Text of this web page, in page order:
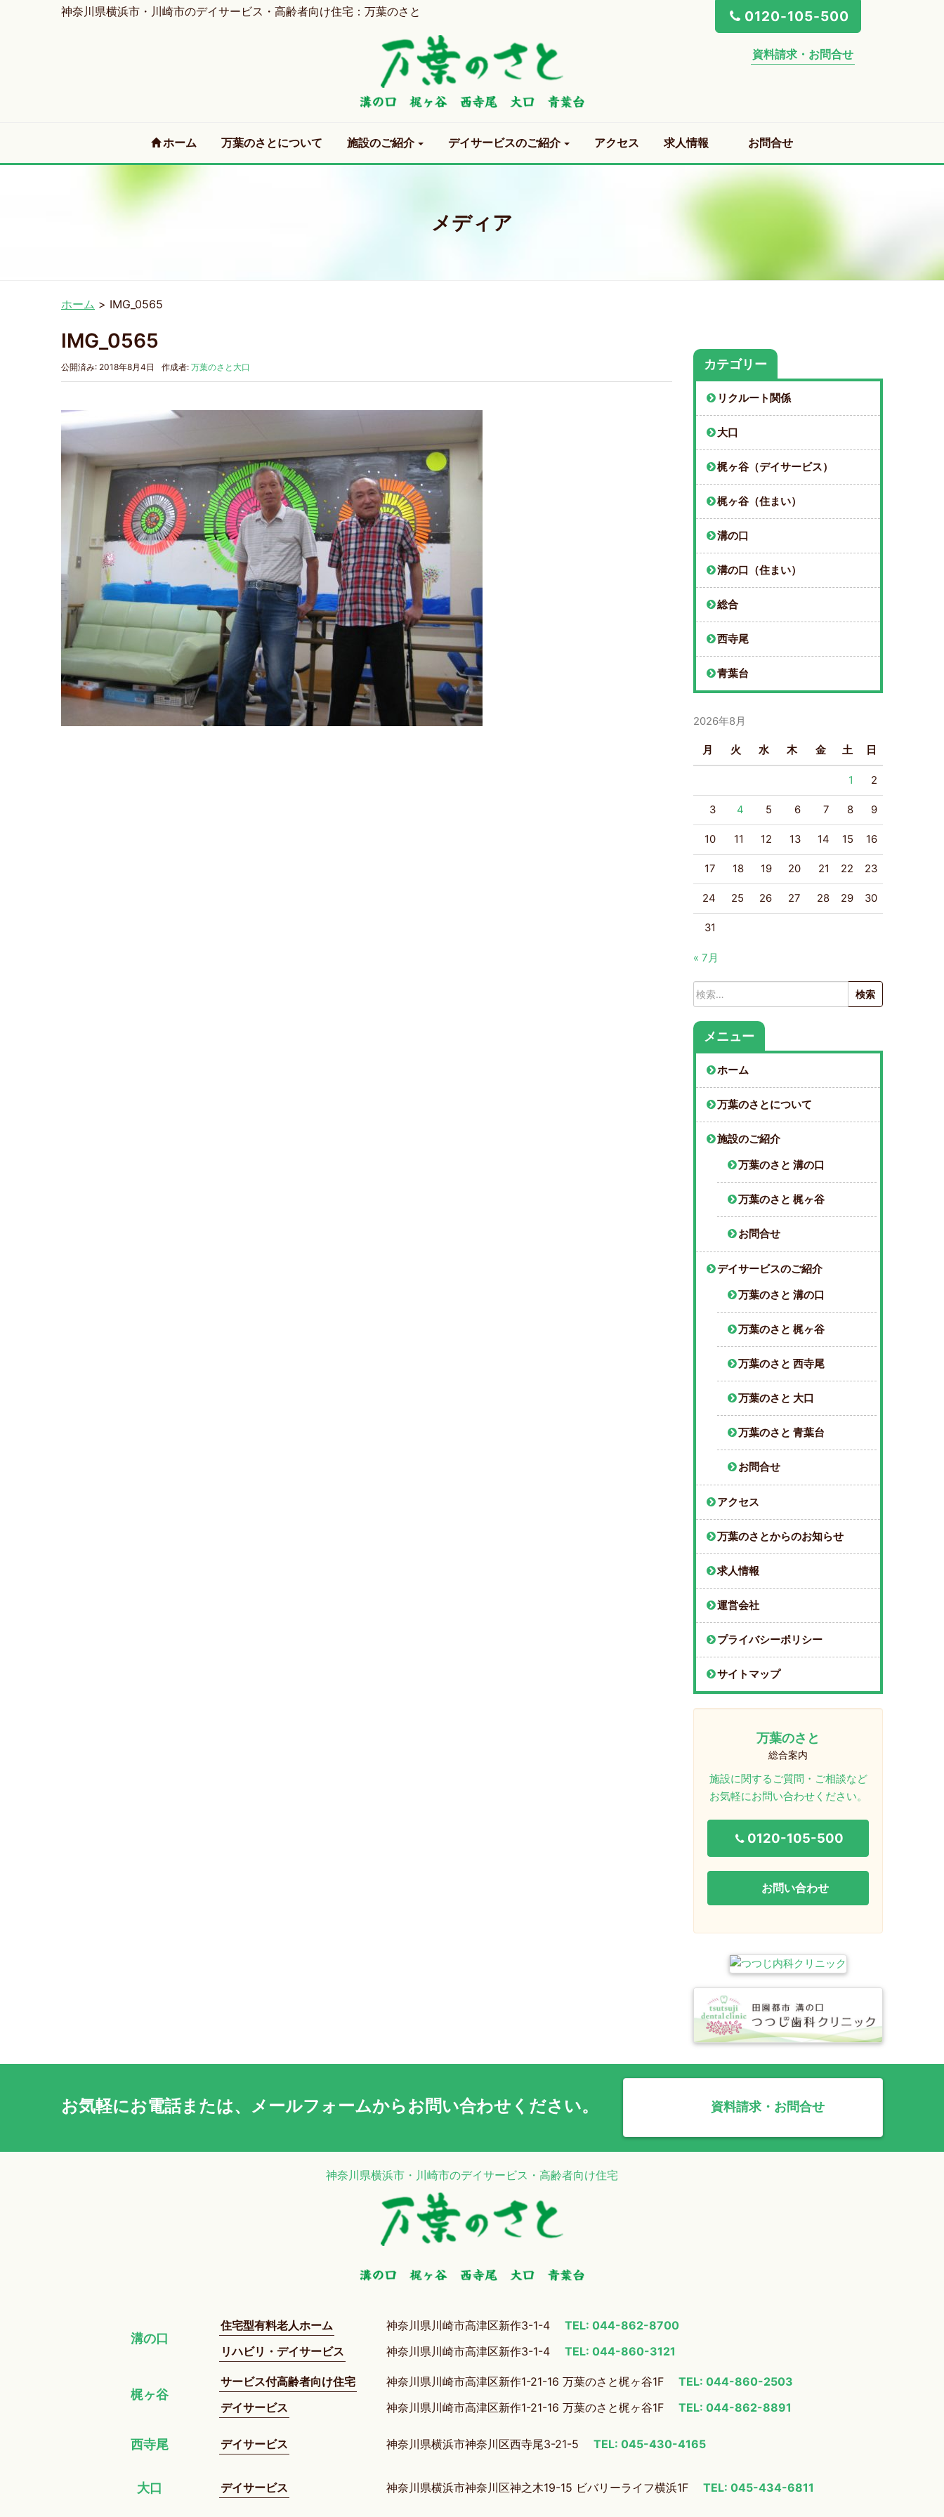
神奈川県横浜市・川崎市のデイサービス・高齢者向け住宅：万葉のさと 0120-105-500
資料請求・お問合せ
ホーム (current)
万葉のさとについて 施設のご紹介 デイサービスのご紹介 アクセス 求人情報 お問合せ
メディア
ホーム > IMG_0565
IMG_0565
公開済み: 2018年8月4日 作成者: 万葉のさと大口 カテゴリー
リクルート関係
大口
梶ヶ谷（デイサービス）
梶ヶ谷（住まい）
溝の口
溝の口（住まい）
総合
西寺尾
青葉台
2026年8月
月 火 水 木 金 土 日
1 2
3 4 5 6 7 8 9
10 11 12 13 14 15 16
17 18 19 20 21 22 23
24 25 26 27 28 29 30
31
« 7月
検
索:
メニュー
ホーム
万葉のさとについて
施設のご紹介
万葉のさと 溝の口
万葉のさと 梶ヶ谷
お問合せ
デイサービスのご紹介
万葉のさと 溝の口
万葉のさと 梶ヶ谷
万葉のさと 西寺尾
万葉のさと 大口
万葉のさと 青葉台
お問合せ
アクセス
万葉のさとからのお知らせ
求人情報
運営会社
プライバシーポリシー
サイトマップ
万葉のさと
総合案内
施設に関するご質問・ご相談など
お気軽にお問い合わせください。
0120-105-500
お問い合わせ
お気軽にお電話または、 メールフォームからお問い合わせください。 資料請求・お問合せ
神奈川県横浜市・川崎市のデイサービス・高齢者向け住宅
溝の口
住宅型有料老人ホーム
リハビリ・デイサービス
神奈川県川崎市高津区新作3-1-4
TEL: 044-862-8700
神奈川県川崎市高津区新作3-1-4
TEL: 044-860-3121
梶ヶ谷
サービス付高齢者向け住宅
デイサービス
神奈川県川崎市高津区新作1-21-16 万葉のさと梶ヶ谷1F
TEL: 044-860-2503
神奈川県川崎市高津区新作1-21-16 万葉のさと梶ヶ谷1F
TEL: 044-862-8891
西寺尾 デイサービス 神奈川県横浜市神奈川区西寺尾3-21-5 TEL: 045-430-4165
大口 デイサービス 神奈川県横浜市神奈川区神之木19-15 ビバリーライフ横浜1F TEL: 045-434-6811